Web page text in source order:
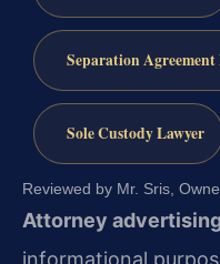
Separation Agreement
Sole Custody Lawyer
Reviewed by Mr. Sris,
Attorney
informational